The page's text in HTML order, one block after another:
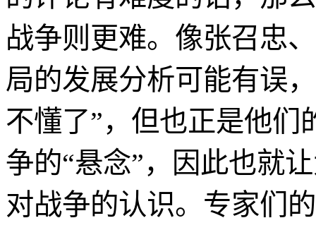
战争则更难。像张召忠
局的发展分析可能有误
不懂了”，但也正是他们
争的“悬念”，因此也就
对战争的认识。专家们